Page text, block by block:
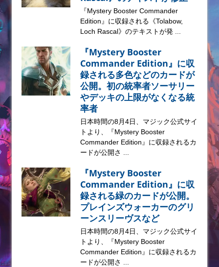
『Mystery Booster Commander
Edition』に収録される《Tolabow,
Loch Rascal》のテキストが発 ...
『Mystery Booster
Commander Edition』に収
録される多色などのカードが
公開。初の統率者ソーサリー
やデッキの上限がなくなる統
率者
日本時間の8月4日、マジック公式サイ
トより、『Mystery Booster
Commander Edition』に収録されるカ
ードが公開さ ...
『Mystery Booster
Commander Edition』に収
録される緑のカードが公開。
プレインズウォーカーのグリ
ーンスリーヴスなど
日本時間の8月4日、マジック公式サイ
トより、『Mystery Booster
Commander Edition』に収録されるカ
ードが公開さ ...